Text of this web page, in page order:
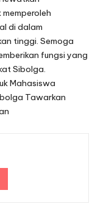
di dalam
tinggi. Semoga
fungsi yang
Sibolga.
Mahasiswa
Tawarkan